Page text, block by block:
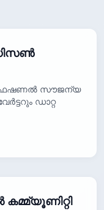
സൗജന്യ
ഡാറ്റ